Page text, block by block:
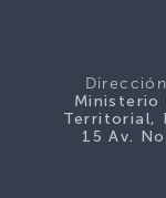
Ministerio
Territorial,
15 Av.